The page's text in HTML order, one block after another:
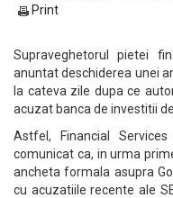
Print
Supraveghetorul pietei
anuntat deschiderea unei
la cateva zile dupa ce
acuzat banca de investitii
Astfel, Financial
comunicat ca, in urma
ancheta formala asupra
cu acuzatiile recente ale